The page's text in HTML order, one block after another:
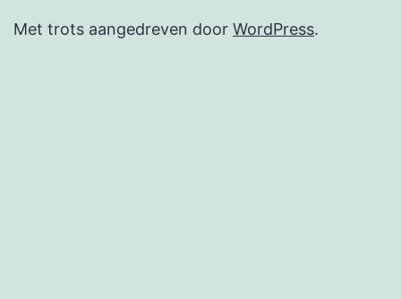
Met trots aangedreven door WordPress.